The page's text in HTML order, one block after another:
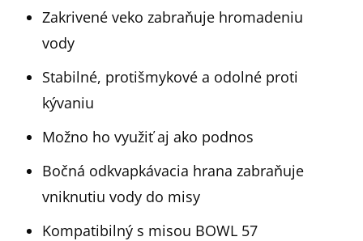
Zakrivené veko zabraňuje hromadeniu
vody
Stabilné, protišmykové a odolné proti
kývaniu
Možno ho využiť aj ako podnos
Bočná odkvapkávacia hrana zabraňuje
vniknutiu vody do misy
Kompatibilný s misou BOWL 57